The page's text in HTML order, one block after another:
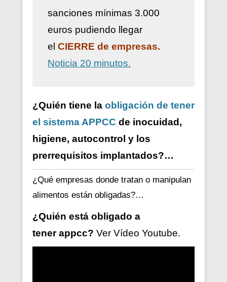
sanciones mínimas 3.000
euros pudiendo llegar
el CIERRE de empresas.
Noticia 20 minutos.
¿Quién tiene la obligación de tener
el sistema APPCC de inocuidad,
higiene, autocontrol y los
prerrequisitos implantados?…
¿Qué empresas donde tratan o manipulan
alimentos están obligadas?…
¿Quién está obligado a
tenerappcc? Ver Vídeo Youtube.